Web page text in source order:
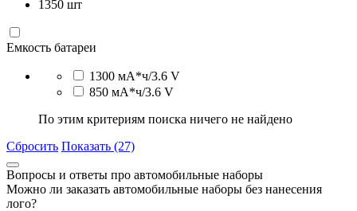
1350 шт
Емкость батареи
1300 мА*ч/3.6 V
850 мА*ч/3.6 V
По этим критериям поиска ничего не найдено
Сбросить Показать (27)
Вопросы и ответы про автомобильные наборы
Можно ли заказать автомобильные наборы без нанесения
лого?